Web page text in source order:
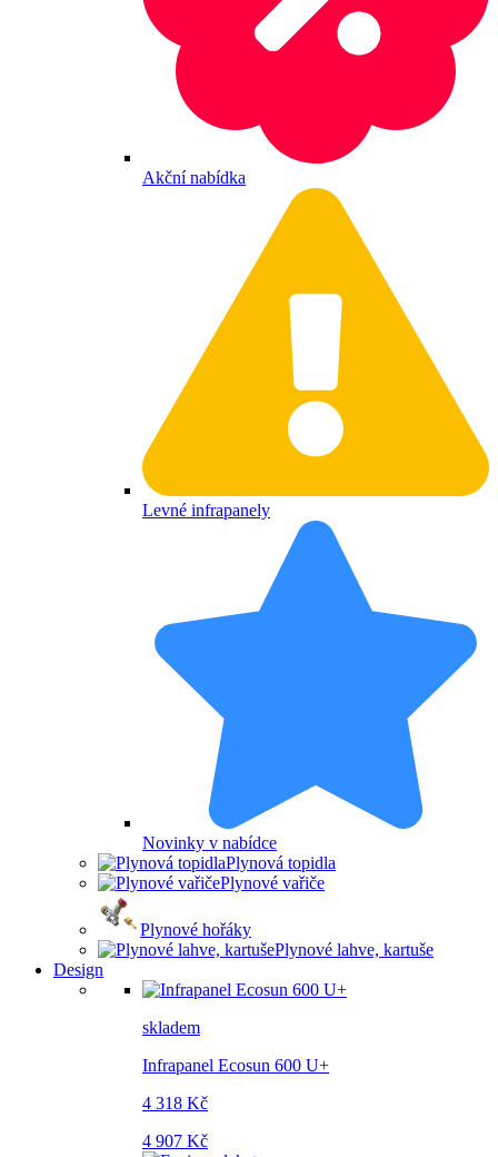
Akční nabídka
Levné infrapanely
Novinky v nabídce
Plynová topidla
Plynové vařiče
Plynové hořáky
Plynové lahve, kartuše
Design
skladem
Infrapanel Ecosun 600 U+
4 318 Kč
4 907 Kč